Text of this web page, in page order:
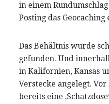
in einem
Posting das
Das Behältnis wurde
gefunden. Und
in Kalifornien, Kansas
Verstecke angelegt.
bereits eine